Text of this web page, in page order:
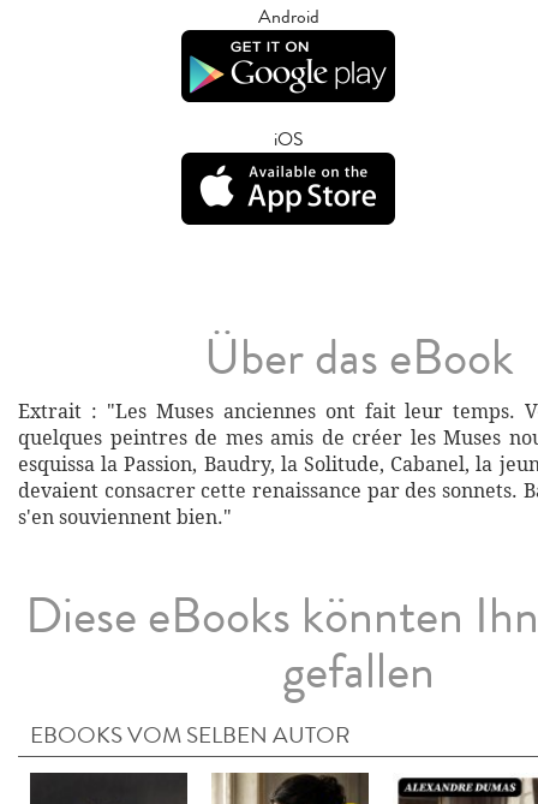
Android
iOS
Über das eBook
Extrait : "Les Muses anciennes ont fait leur temps.
quelques peintres de mes amis de créer les Muses
esquissa la Passion, Baudry, la Solitude, Cabanel, la
devaient consacrer cette renaissance par des sonnets.
s'en souviennent bien."
Diese eBooks könnten
gefallen
EBOOKS VOM SELBEN AUTOR